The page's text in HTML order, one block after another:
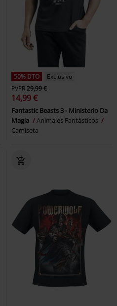
50% DTO
Exclusivo
PVPR29,99 €
14,99 €
Fantastic Beasts 3 - Ministerio Da
Magia
Animales Fantásticos
Camiseta